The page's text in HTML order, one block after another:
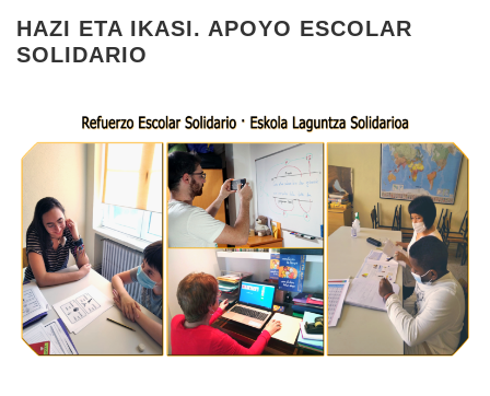
HAZI ETA IKASI. APOYO ESCOLAR
SOLIDARIO